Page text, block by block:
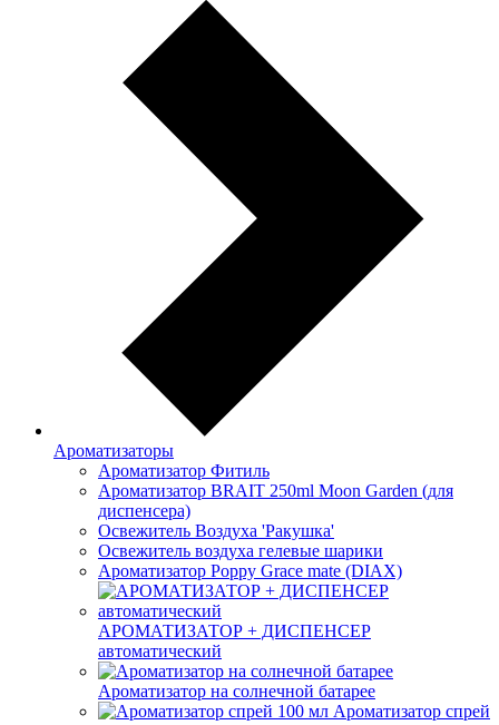
Ароматизаторы
Ароматизатор Фитиль
Ароматизатор BRAIT 250ml Moon Garden (для
диспенсера)
Освежитель Воздуха 'Ракушка'
Освежитель воздуха гелевые шарики
Ароматизатор Poppy Grace mate (DIAX)
АРОМАТИЗАТОР + ДИСПЕНСЕР
автоматический
Ароматизатор на солнечной батарее
Ароматизатор спрей